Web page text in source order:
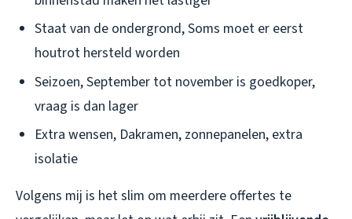
Staat van de ondergrond, Soms moet er eerst
houtrot hersteld worden
Seizoen, September tot november is goedkoper,
vraag is dan lager
Extra wensen, Dakramen, zonnepanelen, extra
isolatie
Volgens mij is het slim om meerdere offertes te